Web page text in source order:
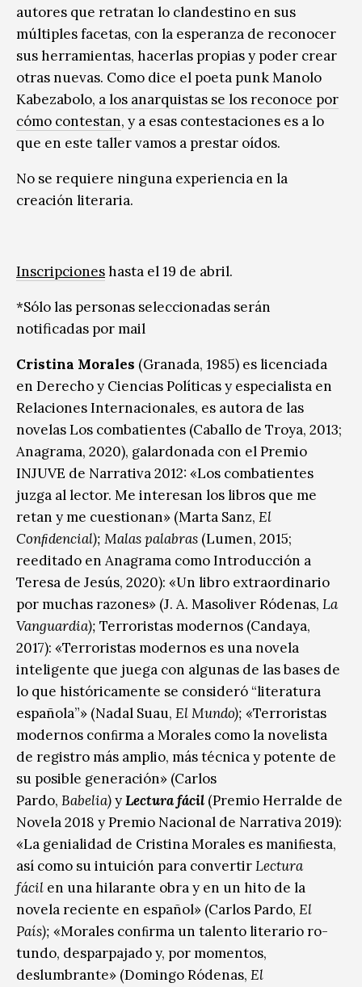
autores que retratan lo clandestino en sus
múltiples facetas, con la esperanza de reconocer
sus herramientas, hacerlas propias y poder crear
otras nuevas. Como dice el poeta punk Manolo
Kabezabolo, a los anarquistas se los reconoce por
cómo contestan, y a esas contestaciones es a lo
que en este taller vamos a prestar oídos.
No se requiere ninguna experiencia en la
creación literaria.
Inscripcioneshasta el 19 de abril.
*Sólo las personas seleccionadas serán
notificadas por mail
Cristina Morales (Granada, 1985) es licenciada
en Derecho y Ciencias Políticas y especialista en
Relaciones Internacionales, es autora de las
novelas Los combatientes (Caballo de Troya, 2013;
Anagrama, 2020), galardonada con el Premio
INJUVE de Narrativa 2012: «Los combatientes
juzga al lector. Me interesan los libros que me
retan y me cuestionan» (Marta Sanz, El
Conﬁdencial); Malas palabras (Lumen, 2015;
reeditado en Anagrama como Introducción a
Teresa de Jesús, 2020): «Un libro extraordinario
por muchas razones» (J. A. Masoliver Ródenas, La
Vanguardia); Terroristas modernos (Candaya,
2017): «Terroristas modernos es una novela
inteligente que juega con algunas de las bases de
lo que históricamente se consideró “literatura
española”» (Nadal Suau, El Mundo); «Terroristas
modernos conﬁrma a Morales como la novelista
de registro más amplio, más técnica y potente de
su posible generación» (Carlos
Pardo, Babelia)yLectura fácil (Premio Herralde de
Novela 2018 y Premio Nacional de Narrativa 2019):
«La genialidad de Cristina Morales es maniﬁesta,
así como su intuición para convertirLectura
fácil en una hilarante obra y en un hito de la
novela reciente en español» (Carlos Pardo, El
País); «Morales conﬁrma un talento literario ro-
tundo, desparpajado y, por momentos,
deslumbrante» (Domingo Ródenas, El